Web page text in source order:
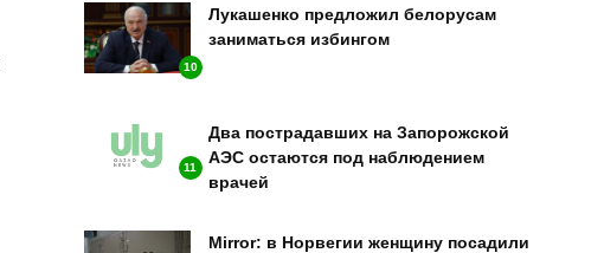
10
Лукашенко предложил белорусам
заниматься избингом
11
Два пострадавших на Запорожской
АЭС остаются под наблюдением
врачей
Mirror: в Норвегии женщину посадили